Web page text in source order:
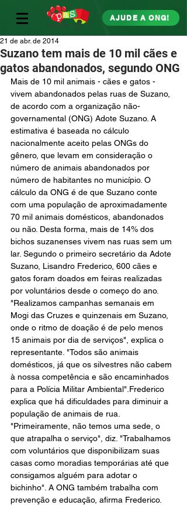
AJUDE A ONG!
Suzano tem mais de 10 mil cães e
gatos abandonados, segundo ONG
21 de abr. de 2014
Mais de 10 mil animais - cães e gatos -
vivem abandonados pelas ruas de Suzano,
de acordo com a organização não-
governamental (ONG) Adote Suzano. A
estimativa é baseada no cálculo
nacionalmente aceito pelas ONGs do
gênero, que levam em consideração o
número de animais abandonados por
número de habitantes no município. O
cálculo da ONG é de que Suzano conte
com uma população de aproximadamente
70 mil animais domésticos, abandonados
ou não. Desta forma, mais de 14% dos
bichos suzanenses vivem nas ruas sem um
lar. Segundo o primeiro secretário da Adote
Suzano, Lisandro Frederico, 600 cães e
gatos foram doados em feiras realizadas
por voluntários desde o começo do ano.
"Realizamos campanhas semanais em
Mogi das Cruzes e quinzenais em Suzano,
onde o ritmo de doação é de pelo menos
15 animais por dia de serviços", explica o
representante. "Todos são animais
domésticos, já que os silvestres não cabem
à nossa competência e são encaminhados
para a Polícia Militar Ambiental".Frederico
explica que há dificuldades para diminuir a
população de animais de rua.
"Primeiramente, não temos uma sede, o
que atrapalha o serviço", diz. "Trabalhamos
com voluntários que disponibilizam suas
casas como moradias temporárias até que
consigamos alguém para adotar o
bichinho". A ONG também trabalha com
prevenção e educação, afirma Frederico.